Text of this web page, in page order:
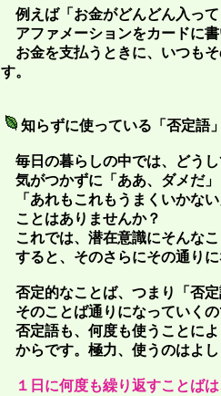
例えば「お金がどんどん入っ
アファメーションをカードに
お金を支払うときに、いつも
す。
知らずに使っている「否定語
毎日の暮らしの中では、どう
気がつかずに「ああ、ダメだ
「あれもこれもうまくいかな
ことはありませんか？
これでは、潜在意識にそんな
すると、そのさらにその通り
否定的なことば、つまり「否
そのことば通りになっていく
否定語も、何度も使うことに
からです。極力、使うのはよ
１日に何度も繰り返すことば